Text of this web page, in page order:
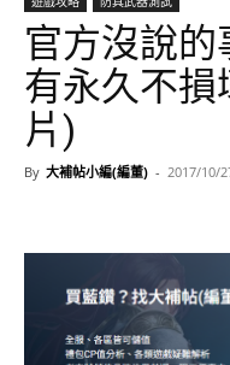
官方沒說的
有永久不損
片)
By 大補帖小編(編董) - 2017/10/